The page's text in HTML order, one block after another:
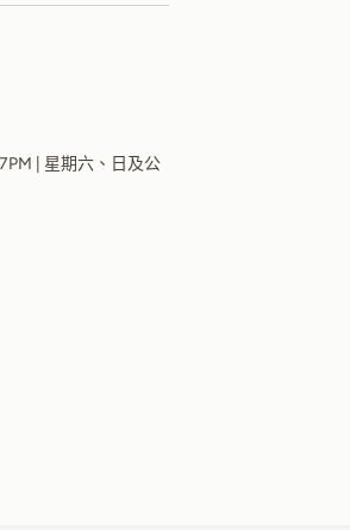
| 星期六、日及公